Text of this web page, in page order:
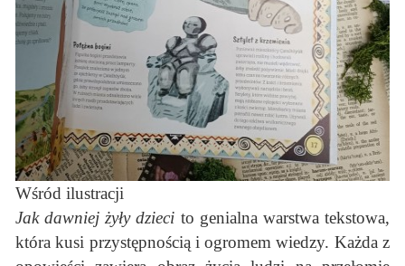
Wśród ilustracji
Jak dawniej żyły dzieci to genialna warstwa tekstowa,
która kusi przystępnością i ogromem wiedzy. Każda z